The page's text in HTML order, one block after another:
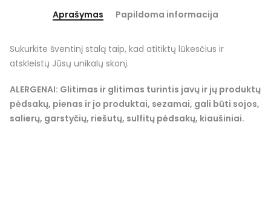
Aprašymas Papildoma informacija
Sukurkite šventinį stalą taip, kad atitiktų lūkesčius ir
atskleistų Jūsų unikalų skonį.
ALERGENAI: Glitimas ir glitimas turintis javų ir jų produktų
pėdsakų, pienas ir jo produktai, sezamai, gali būti sojos,
salierų, garstyčių, riešutų, sulfitų pėdsakų, kiaušiniai.